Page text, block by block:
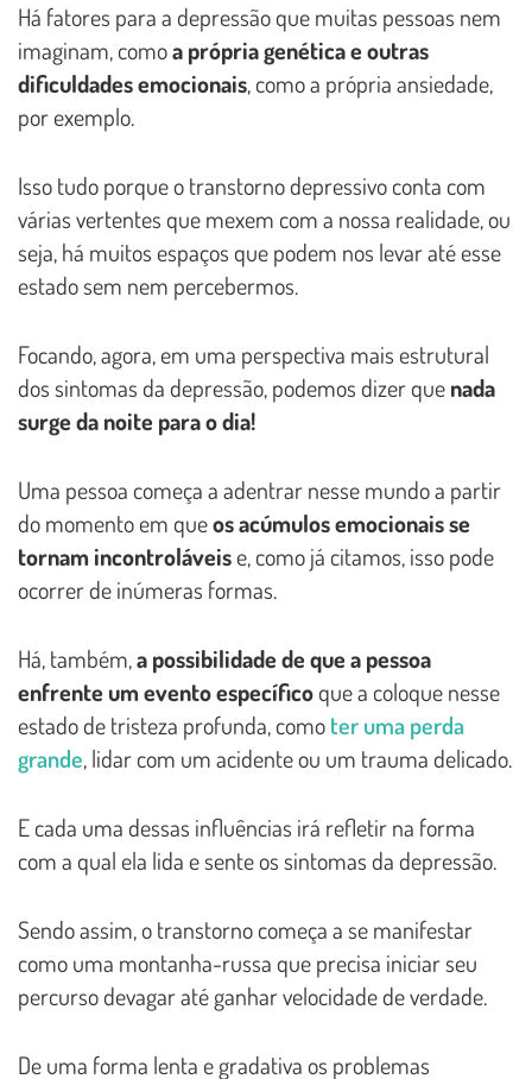
Há fatores para a depressão que muitas pessoas nem
imaginam, comoa própria genética e outras
dificuldades emocionais, como a própria ansiedade,
por exemplo.
Isso tudo porque o transtorno depressivo conta com
várias vertentes que mexem com a nossa realidade, ou
seja, há muitos espaços que podem nos levar até esse
estado sem nem percebermos.
Focando, agora, em uma perspectiva mais estrutural
dos sintomas da depressão, podemos dizer quenada
surge da noite para o dia!
Uma pessoa começa a adentrar nesse mundo a partir
do momento em queos acúmulos emocionais se
tornam incontroláveise, como já citamos, isso pode
ocorrer de inúmeras formas.
Há, também,a possibilidade de que a pessoa
enfrente um evento específicoque a coloque nesse
estado de tristeza profunda, comoter uma perda
grande, lidar com um acidente ou um trauma delicado.
E cada uma dessas influências irá refletir na forma
com a qual ela lida e sente os sintomas da depressão.
Sendo assim, o transtorno começa a se manifestar
como uma montanha-russa que precisa iniciar seu
percurso devagar até ganhar velocidade de verdade.
De uma forma lenta e gradativa os problemas